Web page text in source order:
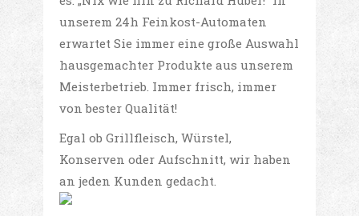
unserem 24h Feinkost-Automaten
erwartet Sie immer eine große Auswahl
hausgemachter Produkte aus unserem
Meisterbetrieb. Immer frisch, immer
von bester Qualität!
Egal ob Grillfleisch, Würstel,
Konserven oder Aufschnitt, wir haben
an jeden Kunden gedacht.